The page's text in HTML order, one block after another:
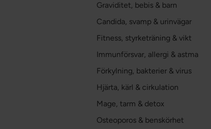
Graviditet, bebis & barn
Candida, svamp & urinvägar
Fitness, styrketräning & vikt
Immunförsvar, allergi & astma
Förkylning, bakterier & virus
Hjärta, kärl & cirkulation
Mage, tarm & detox
Osteoporos & benskörhet